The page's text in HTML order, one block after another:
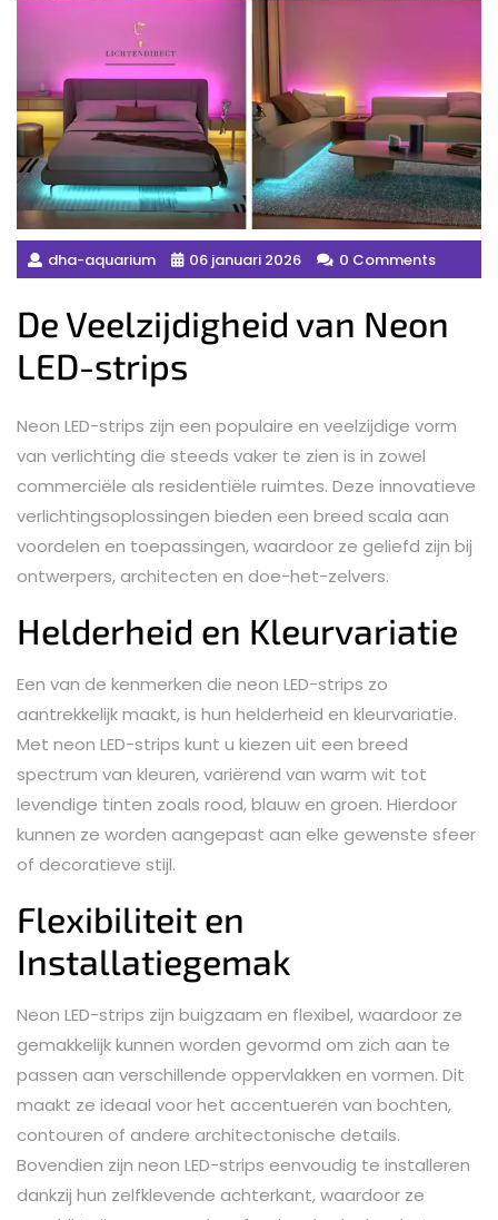
dha-aquarium 06 januari 2026 0 Comments
De Veelzijdigheid van Neon
LED-strips
Neon LED-strips zijn een populaire en veelzijdige vorm
van verlichting die steeds vaker te zien is in zowel
commerciële als residentiële ruimtes. Deze innovatieve
verlichtingsoplossingen bieden een breed scala aan
voordelen en toepassingen, waardoor ze geliefd zijn bij
ontwerpers, architecten en doe-het-zelvers.
Helderheid en Kleurvariatie
Een van de kenmerken die neon LED-strips zo
aantrekkelijk maakt, is hun helderheid en kleurvariatie.
Met neon LED-strips kunt u kiezen uit een breed
spectrum van kleuren, variërend van warm wit tot
levendige tinten zoals rood, blauw en groen. Hierdoor
kunnen ze worden aangepast aan elke gewenste sfeer
of decoratieve stijl.
Flexibiliteit en
Installatiegemak
Neon LED-strips zijn buigzaam en flexibel, waardoor ze
gemakkelijk kunnen worden gevormd om zich aan te
passen aan verschillende oppervlakken en vormen. Dit
maakt ze ideaal voor het accentueren van bochten,
contouren of andere architectonische details.
Bovendien zijn neon LED-strips eenvoudig te installeren
dankzij hun zelfklevende achterkant, waardoor ze